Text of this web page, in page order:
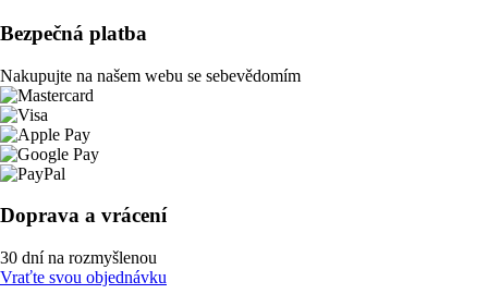
Bezpečná platba
Nakupujte na našem webu se sebevědomím
Doprava a vrácení
30 dní na rozmyšlenou
Vraťte svou objednávku